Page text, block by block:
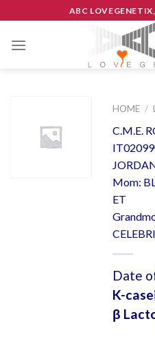
to
content
ABC
HOME /
C.M.E.
Mom:
ET
Date
K-
β